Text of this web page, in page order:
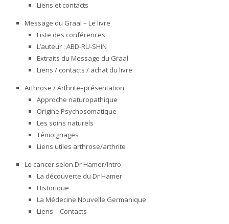
Liens et contacts
Message du Graal – Le livre
Liste des conférences
L’auteur : ABD-RU-SHIN
Extraits du Message du Graal
Liens / contacts / achat du livre
Arthrose / Arthrite–présentation
Approche naturopathique
Origine Psychosomatique
Les soins naturels
Témoignages
Liens utiles arthrose/arthrite
Le cancer selon Dr Hamer/Intro
La découverte du Dr Hamer
Historique
La Médecine Nouvelle Germanique
Liens – Contacts